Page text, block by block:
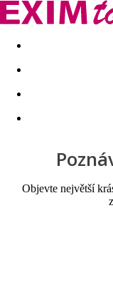
Akční nabídky
Objevte největší